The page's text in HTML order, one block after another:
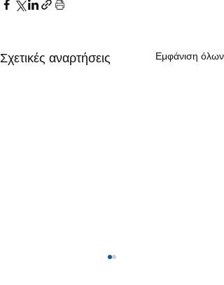
Σχετικές αναρτήσεις Εμφάνιση όλων